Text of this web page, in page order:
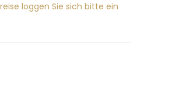
Für Preise loggen Sie sich bitte ein